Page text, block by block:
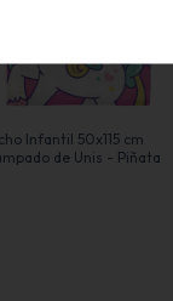
Infantil 50x115 cm
de Unis - Piñata